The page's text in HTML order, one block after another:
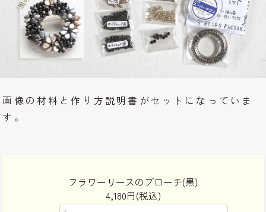
画像の材料と作り方説明書がセットになっていま
す。
フラワーリースのブローチ(黒)
4,180円(税込)